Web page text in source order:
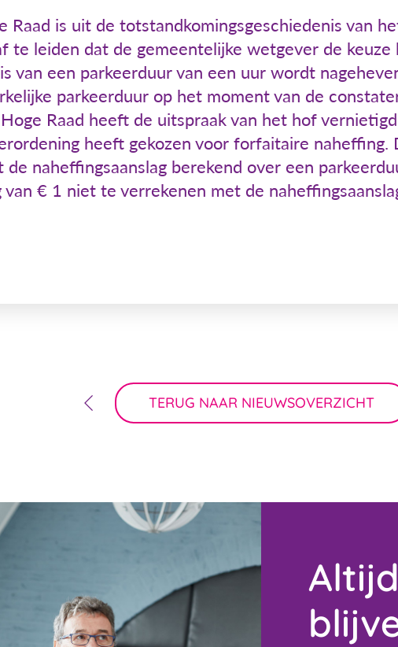
Raad is uit de totstandkomingsgeschiedenis van
te leiden dat de gemeentelijke wetgever de
van een parkeerduur van een uur wordt
parkeerduur op het moment van de
Raad heeft de uitspraak van het hof
heeft gekozen voor forfaitaire
naheffingsaanslag berekend over een
van € 1 niet te verrekenen met de
TERUG NAAR NIEUWSOVERZICHT